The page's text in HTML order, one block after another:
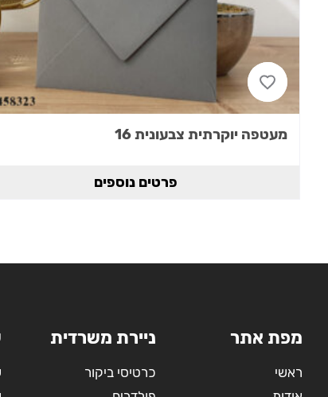
מעטפה יוקרתית צבעונית 16
פרטים נוספים
מפת אתר
ראשי
ניירת משרדית
כרטיסי ביקור